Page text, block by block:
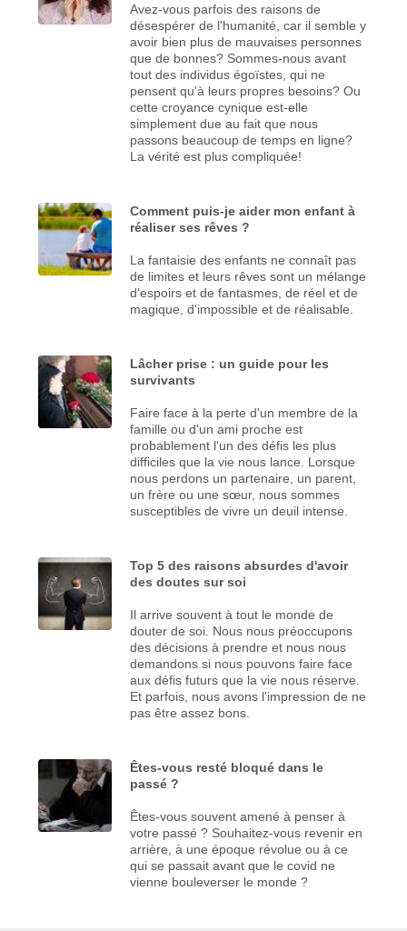
Avez-vous parfois des raisons de
désespérer de l'humanité, car il semble y
avoir bien plus de mauvaises personnes
que de bonnes? Sommes-nous avant
tout des individus égoïstes, qui ne
pensent qu'à leurs propres besoins? Ou
cette croyance cynique est-elle
simplement due au fait que nous
passons beaucoup de temps en ligne?
La vérité est plus compliquée!
Comment puis-je aider mon enfant à
réaliser ses rêves ?
La fantaisie des enfants ne connaît pas
de limites et leurs rêves sont un mélange
d'espoirs et de fantasmes, de réel et de
magique, d'impossible et de réalisable.
Lâcher prise : un guide pour les
survivants
Faire face à la perte d'un membre de la
famille ou d'un ami proche est
probablement l'un des défis les plus
difficiles que la vie nous lance. Lorsque
nous perdons un partenaire, un parent,
un frère ou une sœur, nous sommes
susceptibles de vivre un deuil intense.
Top 5 des raisons absurdes d'avoir
des doutes sur soi
Il arrive souvent à tout le monde de
douter de soi. Nous nous préoccupons
des décisions à prendre et nous nous
demandons si nous pouvons faire face
aux défis futurs que la vie nous réserve.
Et parfois, nous avons l'impression de ne
pas être assez bons.
Êtes-vous resté bloqué dans le
passé ?
Êtes-vous souvent amené à penser à
votre passé ? Souhaitez-vous revenir en
arrière, à une époque révolue ou à ce
qui se passait avant que le covid ne
vienne bouleverser le monde ?